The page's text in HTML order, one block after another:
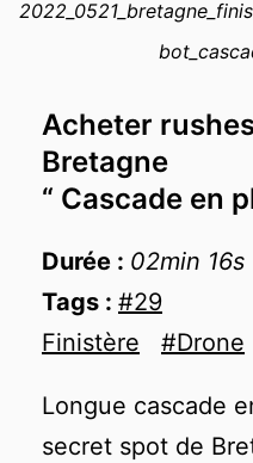
−
Acheter
Bretagne
“ Cascade en
Durée : 02min 16s
Tags : #29
Finistère
#Drone
Longue cascade
secret spot de